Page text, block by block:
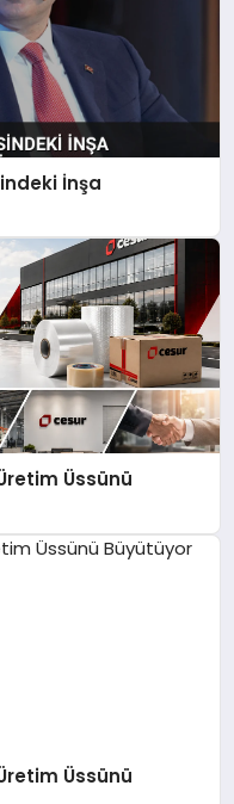
İnşa
Üssünü
Üssünü